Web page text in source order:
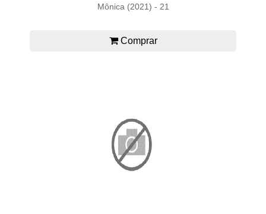
Mônica (2021) - 21
Comprar